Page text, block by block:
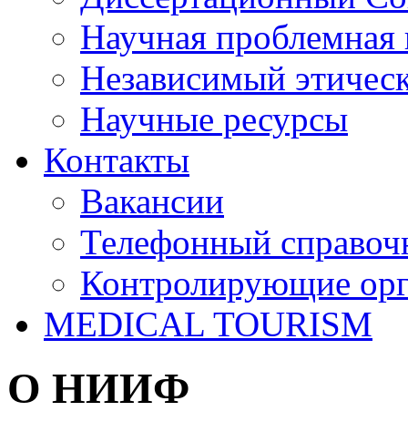
Научная проблемная
Независимый
Научные ресурсы
Контакты
Вакансии
Телефонный
Контролирующие
MEDICAL TOURISM
О НИИФ